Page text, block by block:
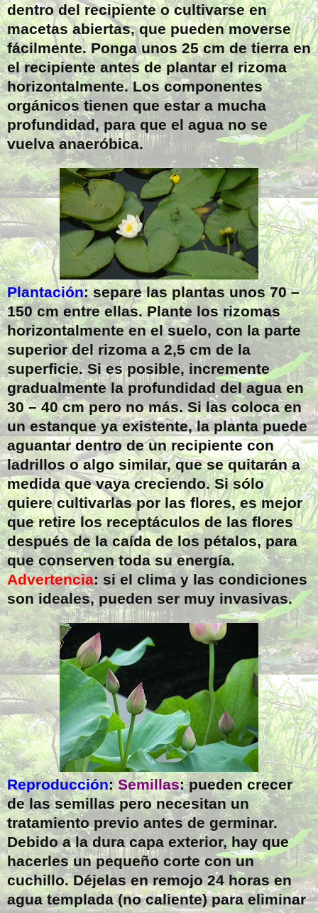
dentro del recipiente o cultivarse en
macetas abiertas, que pueden moverse
fácilmente. Ponga unos 25 cm de tierra en
el recipiente antes de plantar el rizoma
horizontalmente. Los componentes
orgánicos tienen que estar a mucha
profundidad, para que el agua no se
vuelva anaeróbica.
Plantación: separe las plantas unos 70 –
150 cm entre ellas. Plante los rizomas
horizontalmente en el suelo, con la parte
superior del rizoma a 2,5 cm de la
superficie. Si es posible, incremente
gradualmente la profundidad del agua en
30 – 40 cm pero no más. Si las coloca en
un estanque ya existente, la planta puede
aguantar dentro de un recipiente con
ladrillos o algo similar, que se quitarán a
medida que vaya creciendo. Si sólo
quiere cultivarlas por las flores, es mejor
que retire los receptáculos de las flores
después de la caída de los pétalos, para
que conserven toda su energía.
Advertencia: si el clima y las condiciones
son ideales, pueden ser muy invasivas.
Reproducción:Semillas: pueden crecer
de las semillas pero necesitan un
tratamiento previo antes de germinar.
Debido a la dura capa exterior, hay que
hacerles un pequeño corte con un
cuchillo. Déjelas en remojo 24 horas en
agua templada (no caliente) para eliminar